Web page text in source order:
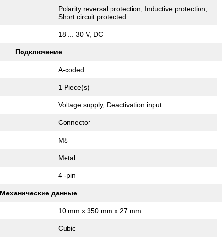
Polarity reversal protection, Inductive protection,
Short circuit protected
18 ... 30 V, DC
Подключение
A-coded
1 Piece(s)
Voltage supply, Deactivation input
Connector
M8
Metal
4 -pin
Механические данные
10 mm x 350 mm x 27 mm
Cubic